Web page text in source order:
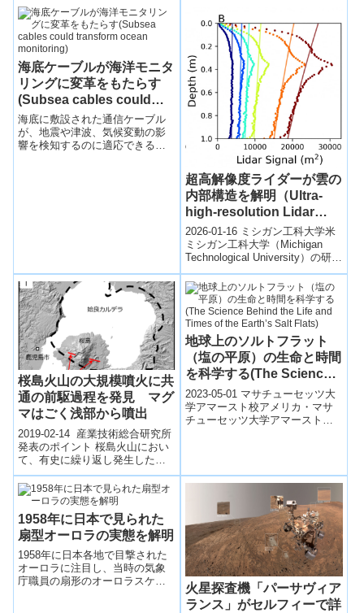
海底ケーブルが海洋モニタ
リングに変革をもたらす
(Subsea cables could
transform ocean
monitoring)
海底に敷設された通信ケーブル
が、地震や津波、気候変動の影
響を検知するのに適応できる可
超高解像度ライダーが雲の
内部構造を解明（Ultra-
high-resolution Lidar
Reveals Hidden Cloud
Structures）
2026-01-16 ミシガン工科大学米
ミシガン工科大学（Michigan
Technological University）の研究
チームは、超高解像度ライダ
ー...
桜島火山の大規模噴火に共
通の前駆過程を発見 マグ
マはごく浅部から噴出
2019-02-14 産業技術総合研究所
発表のポイント 桜島火山におい
て、有史に繰り返し発生した大
規模噴火（1471年、1779年、
1914年）の直前にマグマ...
地球上のソルトフラット
（塩の平原）の生命と時間
を科学する(The Science
Behind the Life and
Times of the Earth’s Salt
Flats)
2023-05-01 マサチューセッツ大
学アマースト校アメリカ・マサ
チューセッツ大学アマースト校
1958年に日本で見られた
扇型オーロラの実態を解明
1958年に日本各地で目撃された
オーロラに注目し、当時の気象
庁職員の扇形のオーロラスケッ
火星探査機「パーサヴィア
ランス」がセルフィーで詳